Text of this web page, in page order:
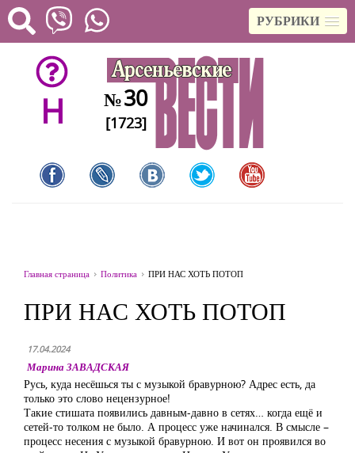
РУБРИКИ
H №30
[1723]
Главная страница Политика ПРИ НАС ХОТЬ ПОТОП
ПРИ НАС ХОТЬ ПОТОП
17.04.2024
Марина ЗАВАДСКАЯ
Русь, куда несёшься ты с музыкой бравурною? Адрес есть, да
только это слово нецензурное!
Такие стишата появились давным-давно в сетях… когда ещё и
сетей-то толком не было. А процесс уже начинался. В смысле –
процесс несения с музыкой бравурною. И вот он проявился во